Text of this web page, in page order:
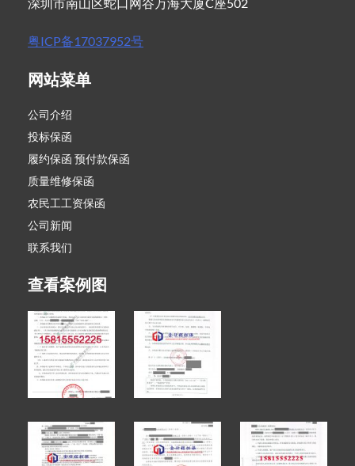
粤ICP备17037952号
网站菜单
公司介绍
投标保函
履约保函 预付款保函
质量维修保函
农民工工资保函
公司新闻
联系我们
查看案例图